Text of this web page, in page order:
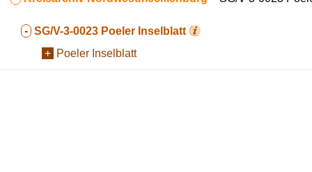
- SG/V-3-0023 Poeler Inselblatt
+ Poeler Inselblatt